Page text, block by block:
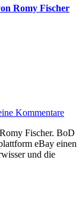
Romy Fischer
Kommentare
eBay einen
und die